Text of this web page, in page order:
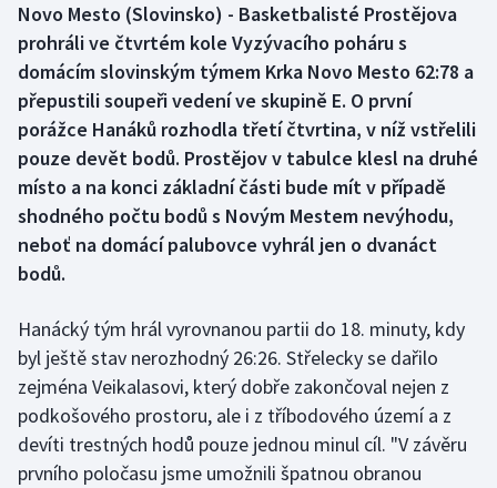
Curling
Dostihy
Florbal
Futsal
Golf
Házená
Jezdectví
Judo
Novo Mesto (Slovinsko) - Basketbalisté Prostějova
prohráli ve čtvrtém kole Vyzývacího poháru s
domácím slovinským týmem Krka Novo Mesto 62:78 a
přepustili soupeři vedení ve skupině E. O první
porážce Hanáků rozhodla třetí čtvrtina, v níž vstřelili
pouze devět bodů. Prostějov v tabulce klesl na druhé
místo a na konci základní části bude mít v případě
shodného počtu bodů s Novým Mestem nevýhodu,
neboť na domácí palubovce vyhrál jen o dvanáct
bodů.
Hanácký tým hrál vyrovnanou partii do 18. minuty, kdy
byl ještě stav nerozhodný 26:26. Střelecky se dařilo
zejména Veikalasovi, který dobře zakončoval nejen z
podkošového prostoru, ale i z tříbodového území a z
devíti trestných hodů pouze jednou minul cíl. "V závěru
prvního poločasu jsme umožnili špatnou obranou